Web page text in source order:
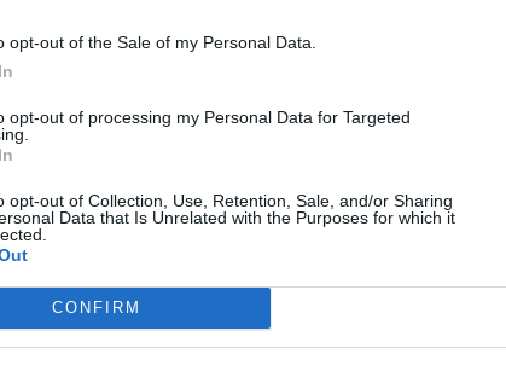
opt-out of the Sale of my Personal Data.
opt-out of processing my Personal Data for Targeted
opt-out of Collection, Use, Retention, Sale, and/or Sharing
Data that Is Unrelated with the Purposes for which it
CONFIRM
θανάτου κλπ.
διατροφή.
φορολογούμενος επιλέξει τη
μήνυμα για το δικαίωμα της
καλεί να προσδιορίσει το εισόδημά
έμμεσες μεθόδους ελέγχου. Επιπλέον
φορολογικά έτη ή/και
ιδίως σε περίπτωση που οι
στην πραγματική οικονομική